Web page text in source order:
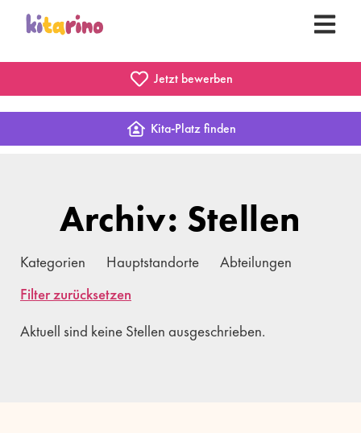
Jetzt bewerben
Kita-Platz finden
Archiv: Stellen
Kategorien Hauptstandorte
Abteilungen
Filter zurücksetzen
Aktuell sind keine Stellen ausgeschrieben.